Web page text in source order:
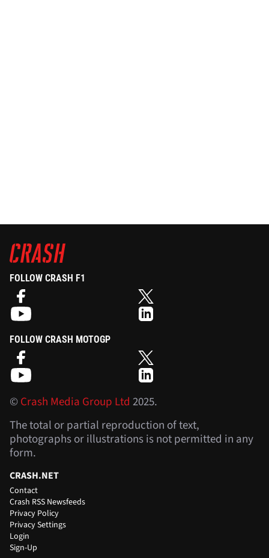
FOLLOW CRASH F1
FOLLOW CRASH MOTOGP
©Crash Media Group Ltd 2025.
The total or partial reproduction of text,
photographs or illustrations is not permitted in any
form.
CRASH.NET
Contact
Crash RSS Newsfeeds
Privacy Policy
Privacy Settings
Login
Sign-Up